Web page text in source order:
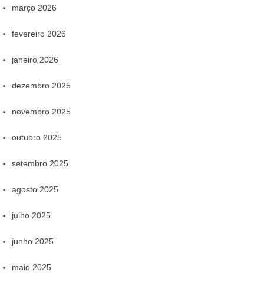
março 2026
fevereiro 2026
janeiro 2026
dezembro 2025
novembro 2025
outubro 2025
setembro 2025
agosto 2025
julho 2025
junho 2025
maio 2025